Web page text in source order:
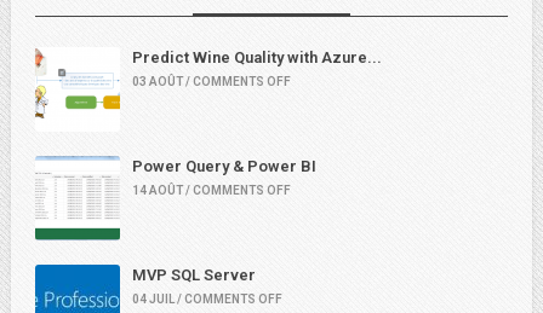
Predict Wine Quality with Azure...
03 AOÛT / COMMENTS OFF
Power Query & Power BI
14 AOÛT / COMMENTS OFF
MVP SQL Server
04 JUIL / COMMENTS OFF